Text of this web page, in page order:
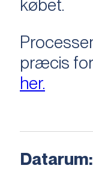
købet.
præcis
her.
Datarum: